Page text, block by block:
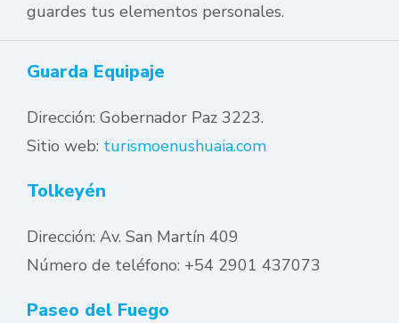
guardes tus elementos personales.
Guarda Equipaje
Dirección: Gobernador Paz 3223.
Sitio web: turismoenushuaia.com
Tolkeyén
Dirección: Av. San Martín 409
Número de teléfono: +54 2901 437073
Paseo del Fuego